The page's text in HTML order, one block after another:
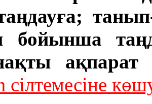
бойынша
ақпарат
сілтемесіне